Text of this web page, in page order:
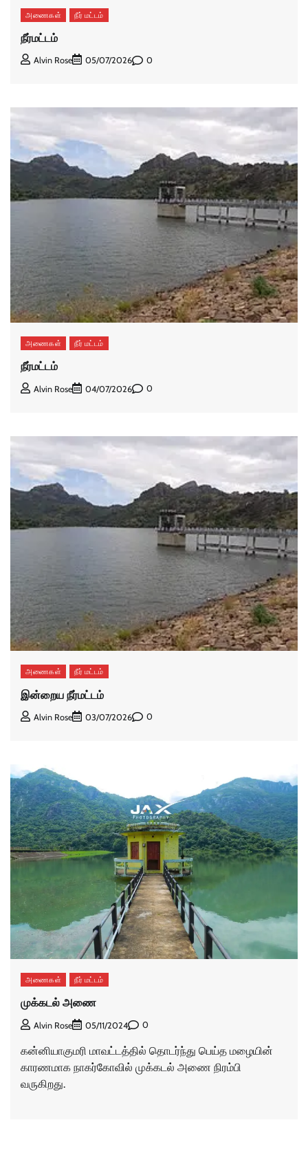
அணைகள் நீர் மட்டம்
நீர்மட்டம்
Alvin Rose 05/07/2026 0
அணைகள் நீர் மட்டம்
நீர்மட்டம்
Alvin Rose 04/07/2026 0
அணைகள் நீர் மட்டம்
இன்றைய நீர்மட்டம்
Alvin Rose 03/07/2026 0
அணைகள் நீர் மட்டம்
முக்கடல் அணை
Alvin Rose 05/11/2024 0
கன்னியாகுமரி மாவட்டத்தில் தொடர்ந்து பெய்த மழையின்
காரணமாக நாகர்கோவில் முக்கடல் அணை நிரம்பி
வருகிறது.